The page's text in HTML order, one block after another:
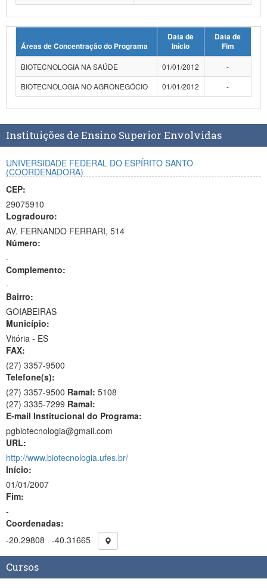
Áreas de Concentração do Programa
Data de
Início
Data de
Fim
BIOTECNOLOGIA NA SAÚDE
01/01/2012
-
BIOTECNOLOGIA NO AGRONEGÓCIO
01/01/2012 -
Instituições de Ensino Superior Envolvidas
UNIVERSIDADE FEDERAL DO ESPÍRITO SANTO
(COORDENADORA)
CEP:
29075910
Logradouro:
AV. FERNANDO FERRARI, 514
Número:
-
Complemento:
-
Bairro:
GOIABEIRAS
Município:
Vitória - ES
FAX:
(27) 3357-9500
Telefone(s):
(27) 3357-9500 Ramal: 5108
(27) 3335-7299 Ramal:
E-mail Institucional do Programa:
pgbiotecnologia@gmail.com
URL:
http://www.biotecnologia.ufes.br/
Início:
01/01/2007
Fim:
-
Coordenadas:
-20.29808
-40.31665
Cursos